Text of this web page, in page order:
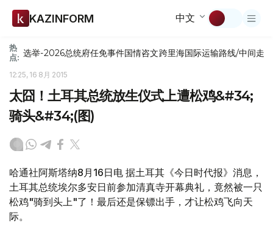
KAZINFORM 中文
热
点: 选举-2026总统府任免事件国情咨文跨里海国际运输路线/中间走廊
12:25, 16 8月 2015
太囧！土耳其总统放生仪式上遭松鸡&#34;
骑头&#34;(图)
哈通社阿斯塔纳8月16日电 据土耳其《今日时代报》消息，
土耳其总统埃尔多安日前参加清真寺开幕典礼，竟然被一只
松鸡"骑到头上"了！最后还是保镖出手，才让松鸡飞向天
际。